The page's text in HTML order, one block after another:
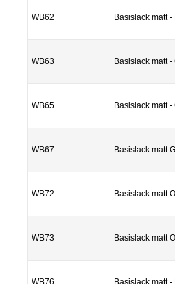
WB62 Basislack matt
WB63 Basislack matt
WB65 Basislack matt
WB67 Basislack matt
WB72 Basislack matt
WB73 Basislack matt
WB76 Basislack matt -